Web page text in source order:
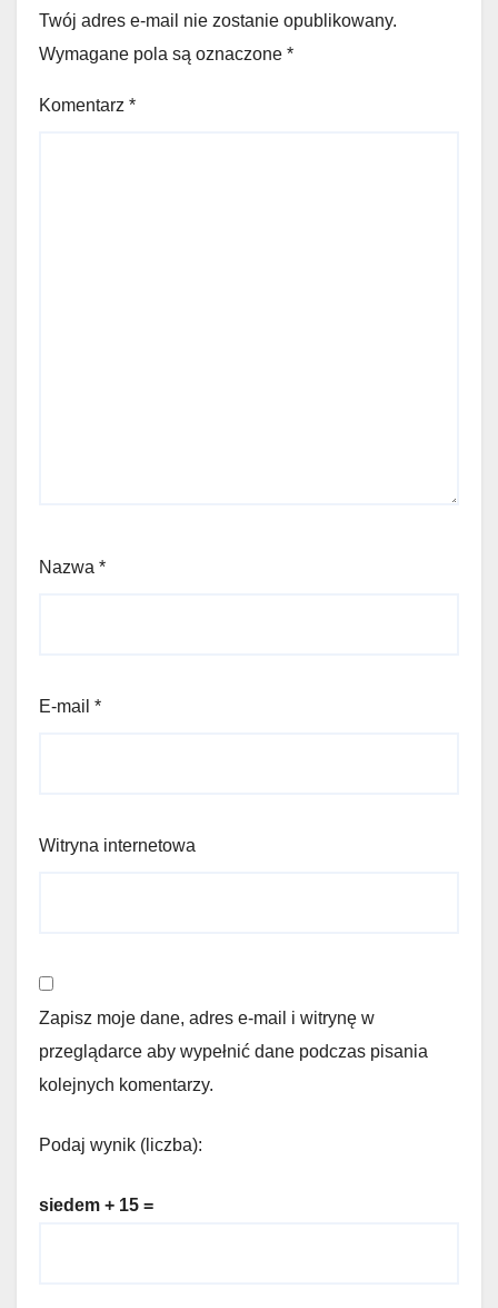
Twój adres e-mail nie zostanie opublikowany.
Wymagane pola są oznaczone *
Komentarz *
Nazwa *
E-mail *
Witryna internetowa
Zapisz moje dane, adres e-mail i witrynę w
przeglądarce aby wypełnić dane podczas pisania
kolejnych komentarzy.
Podaj wynik (liczba):
siedem + 15 =